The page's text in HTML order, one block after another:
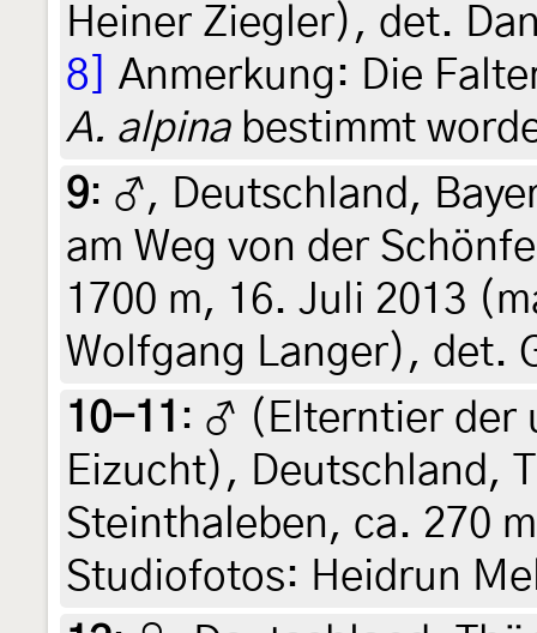
Heiner Ziegler), det.
8]
Anmerkung: Die
A. alpinabestimmt
9: ♂, Deutschland,
am Weg von der
1700 m, 16. Juli 2013
Wolfgang Langer), det.
10-11 : ♂ (Elterntier der
Eizucht), Deutschland,
Steinthaleben, ca. 270
Studiofotos: Heidrun